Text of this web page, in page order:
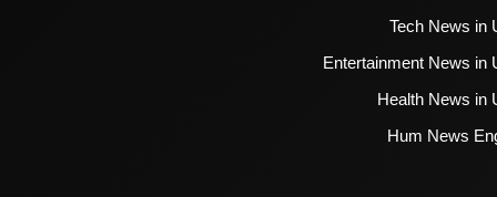
Tech News in
Entertainment News in
Health News in
Hum News